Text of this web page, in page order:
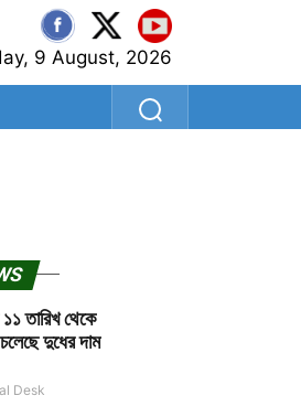
9 August, 2026
তারিখ থেকে
দুধের দাম
Desk